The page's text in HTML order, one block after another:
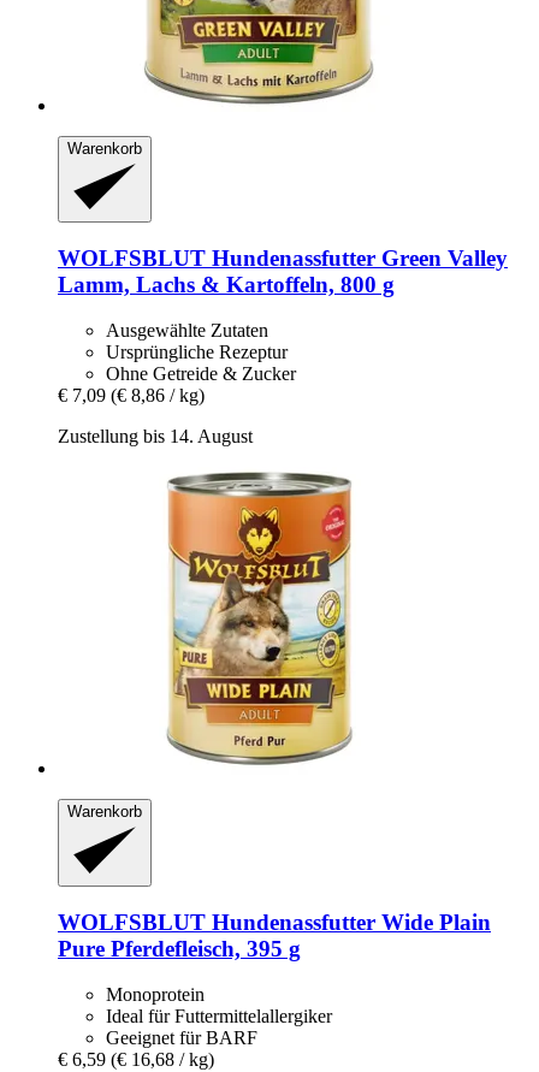
Warenkorb
WOLFSBLUT Hundenassfutter Green Valley
Lamm, Lachs & Kartoffeln, 800 g
Ausgewählte Zutaten
Ursprüngliche Rezeptur
Ohne Getreide & Zucker
€ 7,09 (€ 8,86 / kg)
Zustellung bis 14. August
Warenkorb
WOLFSBLUT Hundenassfutter Wide Plain
Pure Pferdefleisch, 395 g
Monoprotein
Ideal für Futtermittelallergiker
Geeignet für BARF
€ 6,59 (€ 16,68 / kg)